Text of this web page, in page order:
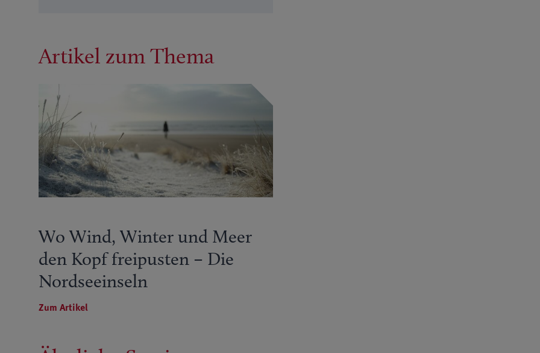
Artikel zum Thema
Wo Wind, Winter und Meer
den Kopf freipusten – Die
Nordseeinseln
Zum Artikel